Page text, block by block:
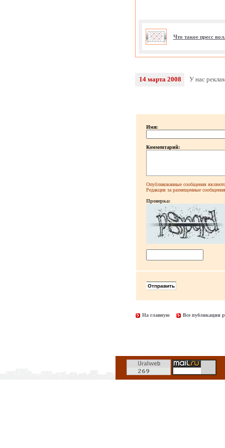
Что такое пресс
14 марта 2008 У нас
Имя:
Комментарий:
Опубликованные сообщения
Редакция за размещенные сообщения
Проверка:
На главную Все публикации